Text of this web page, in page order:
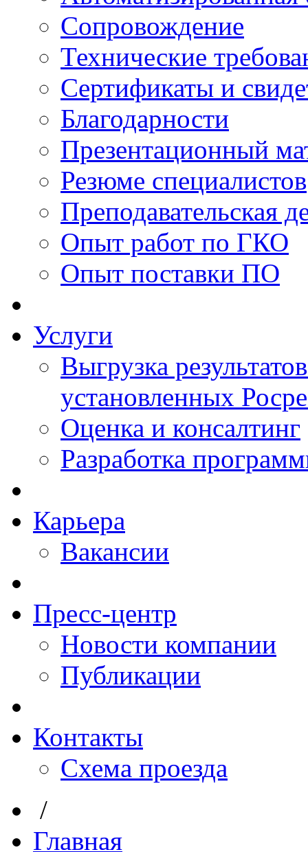
Сопровождение
Технические
Сертификаты и
Благодарности
Презентационный
Резюме специалистов
Преподавательская
Опыт работ по ГКО
Опыт поставки ПО
Услуги
Выгрузка
установленных
Оценка и консалтинг
Разработка
Карьера
Вакансии
Пресс-центр
Новости компании
Публикации
Контакты
Схема проезда
/
Главная